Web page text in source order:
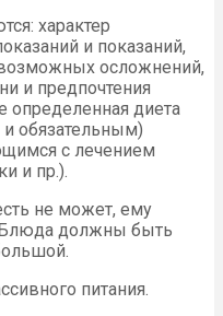
характер
и показаний,
осложнений,
и предпочтения
определенная диета
обязательным)
с лечением
и пр.).
не может, ему
Блюда должны быть
питания.